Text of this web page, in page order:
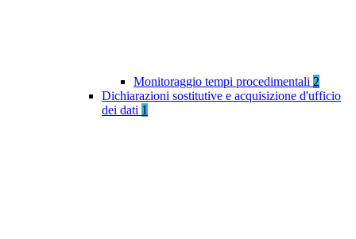
Monitoraggio tempi procedimentali 2
Dichiarazioni sostitutive e acquisizione d'ufficio
dei dati 1